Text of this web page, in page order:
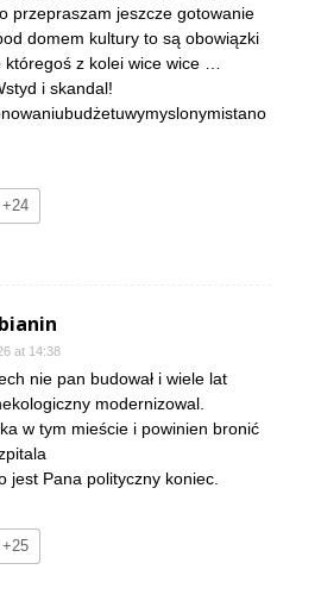
przepraszam jeszcze gotowanie
domem kultury to są obowiązki
któregoś z kolei wice wice …
i skandal!
+24
at 14:38
nie pan budował i wiele lat
modernizowal.
w tym mieście i powinien bronić
jest Pana polityczny koniec.
+25